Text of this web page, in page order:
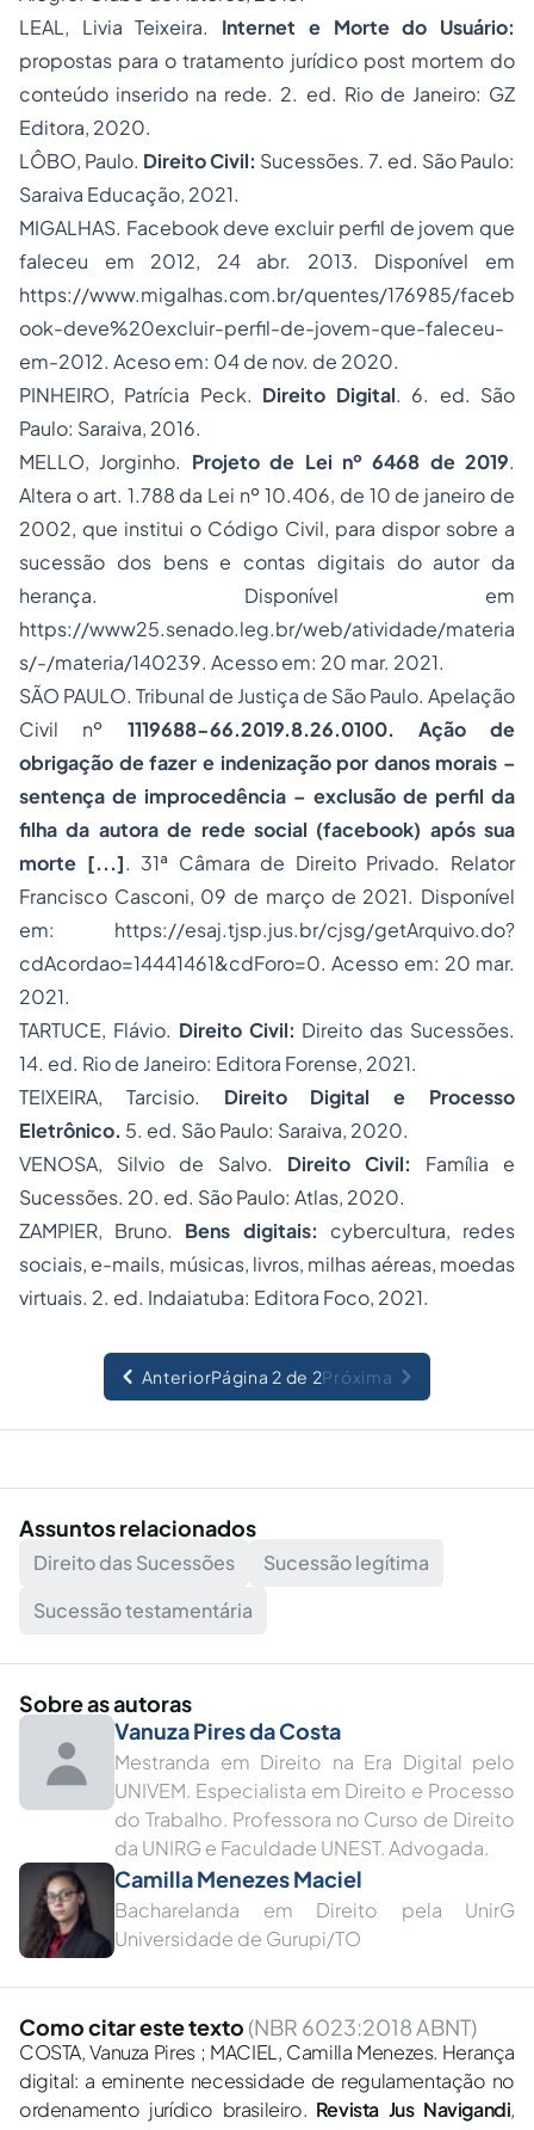
LEAL, Livia Teixeira. Internet e Morte do Usuário:
propostas para o tratamento jurídico post mortem do
conteúdo inserido na rede. 2. ed. Rio de Janeiro: GZ
Editora, 2020.
LÔBO, Paulo. Direito Civil: Sucessões. 7. ed. São Paulo:
Saraiva Educação, 2021.
MIGALHAS. Facebook deve excluir perfil de jovem que
faleceu em 2012, 24 abr. 2013. Disponível em
https://www.migalhas.com.br/quentes/176985/faceb
ook-deve%20excluir-perfil-de-jovem-que-faleceu-
em-2012. Aceso em: 04 de nov. de 2020.
PINHEIRO, Patrícia Peck. Direito Digital. 6. ed. São
Paulo: Saraiva, 2016.
MELLO, Jorginho. Projeto de Lei nº 6468 de 2019.
Altera o art. 1.788 da Lei nº 10.406, de 10 de janeiro de
2002, que institui o Código Civil, para dispor sobre a
sucessão dos bens e contas digitais do autor da
herança. Disponível em
https://www25.senado.leg.br/web/atividade/materia
s/-/materia/140239. Acesso em: 20 mar. 2021.
SÃO PAULO. Tribunal de Justiça de São Paulo. Apelação
Civil nº 1119688-66.2019.8.26.0100. Ação de
obrigação de fazer e indenização por danos morais –
sentença de improcedência – exclusão de perfil da
filha da autora de rede social (facebook) após sua
morte [...]. 31ª Câmara de Direito Privado. Relator
Francisco Casconi, 09 de março de 2021. Disponível
em: https://esaj.tjsp.jus.br/cjsg/getArquivo.do?
cdAcordao=14441461&cdForo=0. Acesso em: 20 mar.
2021.
TARTUCE, Flávio. Direito Civil: Direito das Sucessões.
14. ed. Rio de Janeiro: Editora Forense, 2021.
TEIXEIRA, Tarcisio. Direito Digital e Processo
Eletrônico. 5. ed. São Paulo: Saraiva, 2020.
VENOSA, Silvio de Salvo. Direito Civil: Família e
Sucessões. 20. ed. São Paulo: Atlas, 2020.
ZAMPIER, Bruno. Bens digitais: cybercultura, redes
sociais, e-mails, músicas, livros, milhas aéreas, moedas
virtuais. 2. ed. Indaiatuba: Editora Foco, 2021.
AnteriorPágina 2 de 2Próxima
Assuntos relacionados
Direito das Sucessões
Sucessão legítima
Sucessão testamentária
Sobre as autoras
Vanuza Pires da Costa
Mestranda em Direito na Era Digital pelo
UNIVEM. Especialista em Direito e Processo
do Trabalho. Professora no Curso de Direito
da UNIRG e Faculdade UNEST. Advogada.
Camilla Menezes Maciel
Bacharelanda em Direito pela UnirG
Universidade de Gurupi/TO
Como citar este texto (NBR 6023:2018 ABNT)
COSTA, Vanuza Pires ; MACIEL, Camilla Menezes. Herança
digital: a eminente necessidade de regulamentação no
ordenamento jurídico brasileiro. Revista Jus Navigandi,